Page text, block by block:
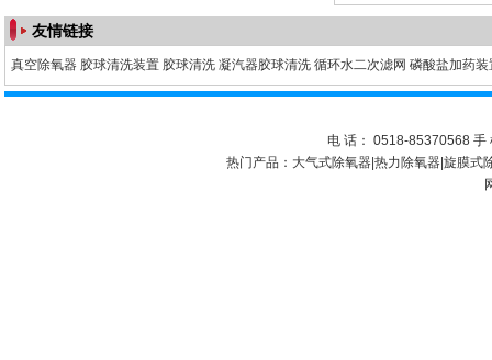
友情链接
真空除氧器 胶球清洗装置 胶球清洗 凝汽器胶球清洗 循环水二次滤网 磷酸盐加药装
电 话： 0518-85370568
热门产品： 大气式除氧器 热力除氧器 旋膜式